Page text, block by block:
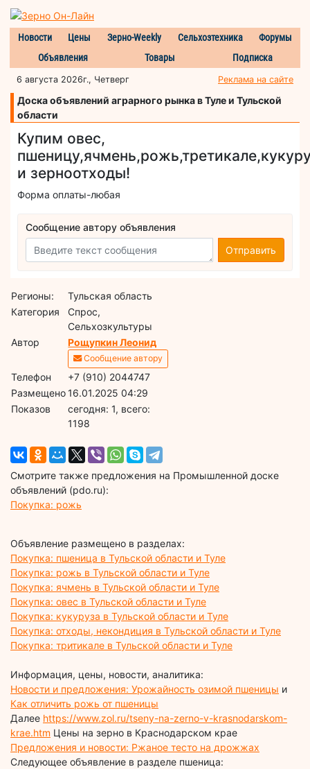
Новости Цены Зерно-Weekly Сельхозтехника
Форумы
Объявления
Товары Подписка
6 августа 2026г., Четверг Реклама на сайте
Доска объявлений аграрного рынка в Туле и Тульской
области
Купим овес,
и зерноотходы!
Форма оплаты-любая
Сообщение автору объявления
Отправить
Регионы:
Тульская область
Категория
Спрос,
Сельхозкультуры
Автор
Рощупкин Леонид
Сообщение автору
Телефон
+7 (910) 2044747
Размещено16.01.2025 04:29
Показов
cегодня: 1, всего:
1198
Смотрите также предложения на Промышленной доске
объявлений (pdo.ru):
Покупка: рожь
Объявление размещено в разделах:
Покупка: пшеница в Тульской области и Туле
Покупка: рожь в Тульской области и Туле
Покупка: ячмень в Тульской области и Туле
Покупка: овес в Тульской области и Туле
Покупка: кукуруза в Тульской области и Туле
Покупка: отходы, некондиция в Тульской области и Туле
Покупка: тритикале в Тульской области и Туле
Информация, цены, новости, аналитика:
Новости и предложения: Урожайность озимой пшеницы и
Как отличить рожь от пшеницы
Далее https://www.zol.ru/tseny-na-zerno-v-krasnodarskom-
krae.htm Цены на зерно в Краснодарском крае
Предложения и новости: Ржаное тесто на дрожжах
Следующее объявление в разделе пшеница: